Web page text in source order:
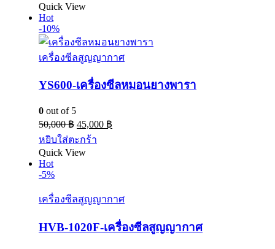
Quick View
Hot
-10%
เครื่องซีลสูญญากาศ
YS600-เครื่องซีลหมอนยางพารา
0 out of 5
50,000฿ 45,000 ฿
หยิบใส่ตะกร้า
Quick View
Hot
-5%
เครื่องซีลสูญญากาศ
HVB-1020F-เครื่องซีลสูญญากาศ